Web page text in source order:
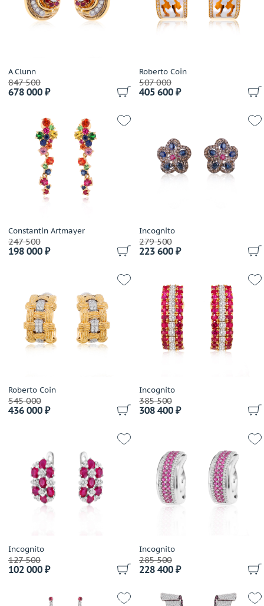
A.Clunn
847 500
678 000 ₽
Roberto Coin
507 000
405 600 ₽
Constantin Artmayer
247 500
198 000 ₽
Incognito
279 500
223 600 ₽
Roberto Coin
545 000
436 000 ₽
Incognito
385 500
308 400 ₽
Incognito
127 500
102 000 ₽
Incognito
285 500
228 400 ₽